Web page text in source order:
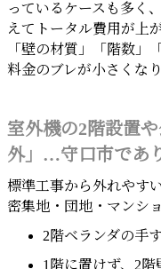
っているケースも多く
えてトータル費用が上
「壁の材質」「階数」
料金のブレが小さくなり
室外機の2階設置
外」…守口市であ
標準工事から外れやす
密集地・団地・マンシ
2階ベランダの手
1階に置けず、2